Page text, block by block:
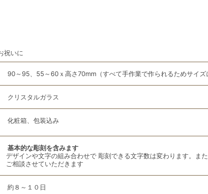
祝いに
90～95、55～60ｘ高さ70mm（すべて手作業で作られるためサイズ
クリスタルガラス
化粧箱、包装込み
基本的な彫刻を含みます
デザインや文字の組み合わせで 彫刻できる文字数は変わります。ま
ご相談させていただきます
約８～１０日